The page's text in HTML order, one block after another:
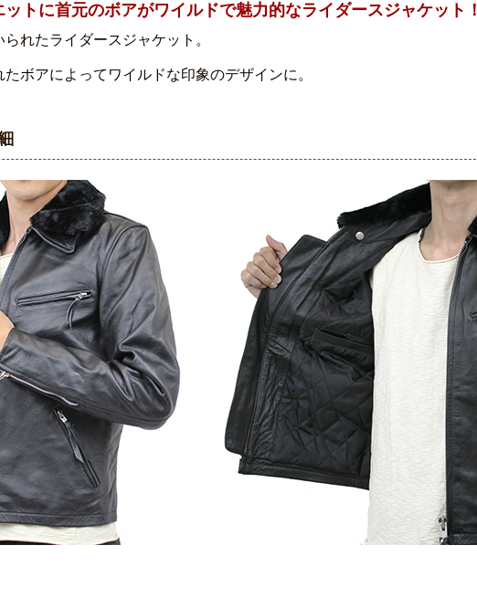
トに首元のボアがワイルドで魅力的なライダースジャケット！
れたライダースジャケット。
ボアによってワイルドな印象のデザインに。